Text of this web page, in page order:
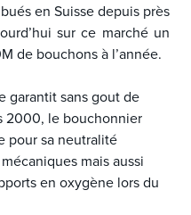
en Suisse depuis près
sur ce marché un
de bouchons à l’année.
garantit sans gout de
2000, le bouchonnier
pour sa neutralité
mais aussi
en oxygène lors du